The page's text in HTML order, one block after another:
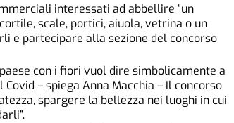
interessati ad abbellire “un
scale, portici, aiuola, vetrina o un
e partecipare alla sezione del concorso
con i fiori vuol dire simbolicamente a
– spiega Anna Macchia – Il concorso
spargere la bellezza nei luoghi in cui